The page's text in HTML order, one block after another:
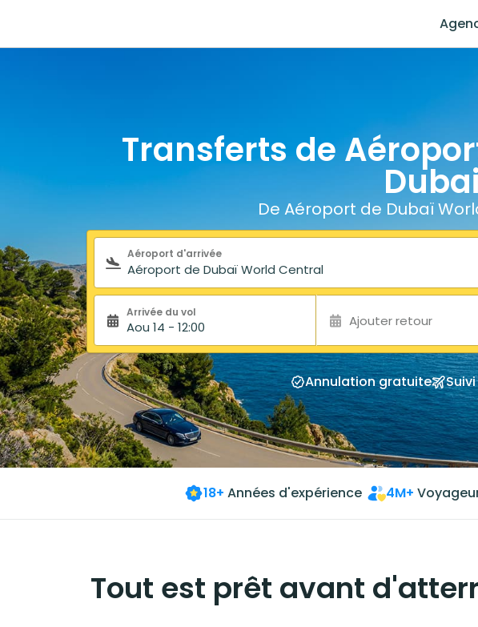
Transferts de
De Aéroport de Dubaï
Formulaire de recherche
Aéroport d'arrivée
Arrivée du vol
Aou 14 - 12:00 Ajouter retour
Annulation gratuite
18+ Années d'expérience 4M+
Tout est prêt avant